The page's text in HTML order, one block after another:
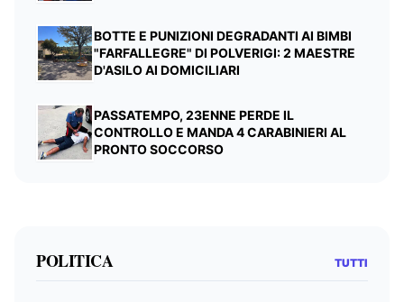
BOTTE E PUNIZIONI DEGRADANTI AI BIMBI
"FARFALLEGRE" DI POLVERIGI: 2 MAESTRE
D'ASILO AI DOMICILIARI
PASSATEMPO, 23ENNE PERDE IL
CONTROLLO E MANDA 4 CARABINIERI AL
PRONTO SOCCORSO
POLITICA TUTTI